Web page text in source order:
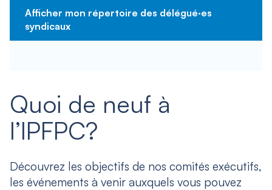
Afficher mon répertoire des délégué·es
syndicaux
Quoi de neuf à
l’IPFPC?
Découvrez les objectifs de nos comités exécutifs,
les événements à venir auxquels vous pouvez